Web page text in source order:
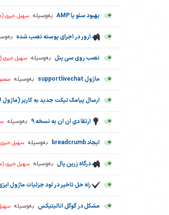
بهبود سئو با AMP به‌وسیله سهیل خیری
ارور در اجرای پوسته نصب شده
نصب روی سی پنل به‌وسیله سهیل خیری
ماژول supportlivechat به‌وسیله
ارسال پیامک تیکت جدید به کاربر (ماژول
ارتقا دی ان ان به نسخه 9 به‌وسیله
ایجاد breadcrumb به‌وسیله سهیل
درگاه زرین پال به‌وسیله سهیل خیری
راه حل تاخیر در لود جزئیات ماژول
مشکل در گوگل انالیتیکس به‌وسیله